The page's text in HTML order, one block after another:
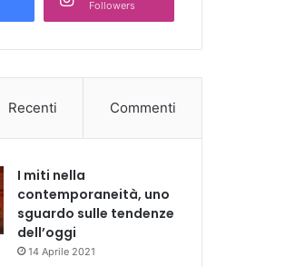
Followers
Recenti Commenti
I miti nella
contemporaneità, uno
sguardo sulle tendenze
dell’oggi
14 Aprile 2021